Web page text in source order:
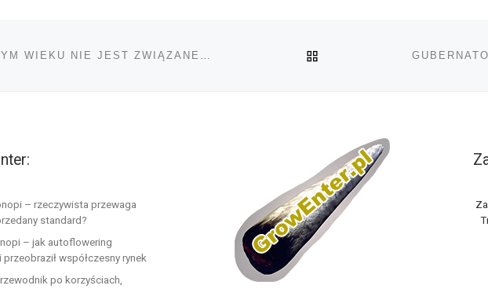
POWRÓT DO LISTY
– rzeczywista przewaga
standard?
– jak autoflowering
współczesny rynek
po korzyściach,